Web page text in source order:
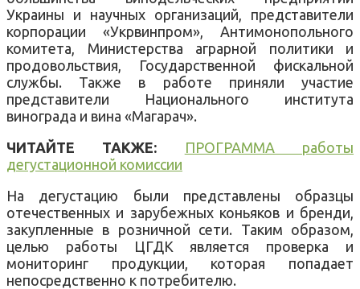
Украины
и научных организаций
представители
корпорации
«Укрвинпром»
Антимонопольного
комитета
Министерства аграрной политики
и
продовольствия
Государственной
фискальной
службы. Также в работе приняли
участие
представители
Национального
института
винограда и вина «Магарач».
ЧИТАЙТЕ ТАКЖЕ:
ПРОГРАММА работы
дегустационной комиссии
На
дегустацию были представлены
образцы
отечественных и зарубежных коньяков и бренди
закупленные в розничной сети. Таким образом
целью работы
ЦГДК является проверка
и
мониторинг
продукции, которая
попадает
непосредственно к потребителю.